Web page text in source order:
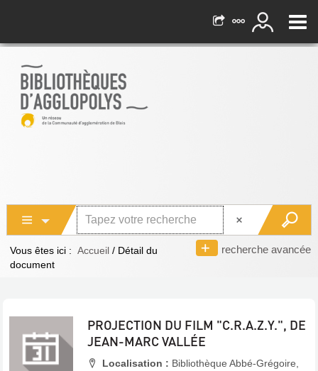
recherche avancée
Vous êtes ici : Accueil / Détail du
document
PROJECTION DU FILM "C.R.A.Z.Y.", DE
JEAN-MARC VALLÉE
Localisation : Bibliothèque Abbé-Grégoire,